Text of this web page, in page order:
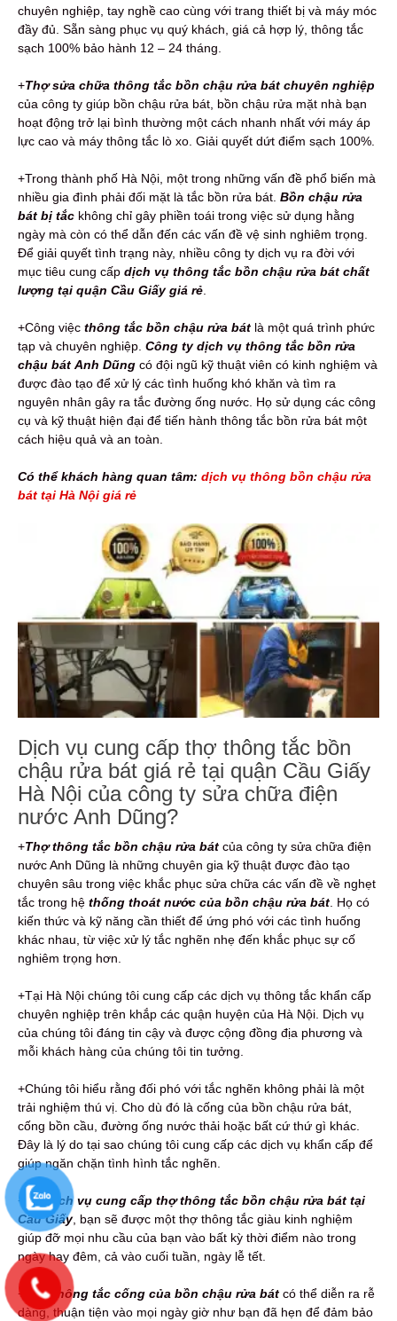
chuyên nghiệp, tay nghề cao cùng với trang thiết bị và máy móc
đầy đủ. Sẵn sàng phục vụ quý khách, giá cả hợp lý, thông tắc
sạch 100% bảo hành 12 – 24 tháng.
+Thợ sửa chữa thông tắc bồn chậu rửa bát chuyên nghiệp
của công ty giúp bồn chậu rửa bát, bồn chậu rửa mặt nhà bạn
hoạt động trở lại bình thường một cách nhanh nhất với máy áp
lực cao và máy thông tắc lò xo. Giải quyết dứt điểm sạch 100%.
+Trong thành phố Hà Nội, một trong những vấn đề phổ biến mà
nhiều gia đình phải đối mặt là tắc bồn rửa bát. Bồn chậu rửa
bát bị tắc không chỉ gây phiền toái trong việc sử dụng hằng
ngày mà còn có thể dẫn đến các vấn đề vệ sinh nghiêm trọng.
Để giải quyết tình trạng này, nhiều công ty dịch vụ ra đời với
mục tiêu cung cấp dịch vụ thông tắc bồn chậu rửa bát chất
lượng tại quận Cầu Giấy giá rẻ
+Công việc thông tắc bồn chậu rửa bát là một quá trình phức
tạp và chuyên nghiệp. Công ty dịch vụ thông tắc bồn rửa
chậu bát Anh Dũng có đội ngũ kỹ thuật viên có kinh nghiệm và
được đào tạo để xử lý các tình huống khó khăn và tìm ra
nguyên nhân gây ra tắc đường ống nước. Họ sử dụng các công
cụ và kỹ thuật hiện đại để tiến hành thông tắc bồn rửa bát một
cách hiệu quả và an toàn.
Có thể khách hàng quan tâm: dịch vụ thông bồn chậu rửa
bát tại Hà Nội giá rẻ
Dịch vụ cung cấp thợ thông tắc bồn
chậu rửa bát giá rẻ tại quận Cầu Giấy
Hà Nội của công ty sửa chữa điện
nước Anh Dũng?
+Thợ thông tắc bồn chậu rửa bát của công ty sửa chữa điện
nước Anh Dũng là những chuyên gia kỹ thuật được đào tạo
chuyên sâu trong việc khắc phục sửa chữa các vấn đề về nghẹt
tắc trong hệ thống thoát nước của bồn chậu rửa bát . Họ có
kiến thức và kỹ năng cần thiết để ứng phó với các tình huống
khác nhau, từ việc xử lý tắc nghẽn nhẹ đến khắc phục sự cố
nghiêm trọng hơn.
+Tại Hà Nội chúng tôi cung cấp các dịch vụ thông tắc khẩn cấp
chuyên nghiệp trên khắp các quận huyện của Hà Nội. Dịch vụ
của chúng tôi đáng tin cậy và được cộng đồng địa phương và
mỗi khách hàng của chúng tôi tin tưởng.
+Chúng tôi hiểu rằng đối phó với tắc nghẽn không phải là một
trải nghiệm thú vị. Cho dù đó là cống của bồn chậu rửa bát,
cống bồn cầu, đường ống nước thải hoặc bất cứ thứ gì khác.
Đây là lý do tại sao chúng tôi cung cấp các dịch vụ khẩn cấp để
giúp ngăn chặn tình hình tắc nghẽn.
+Vớidịch vụ cung cấp thợ thông tắc bồn chậu rửa bát tại
Cầu Giấy, bạn sẽ được một thợ thông tắc giàu kinh nghiệm
giúp đỡ mọi nhu cầu của bạn vào bất kỳ thời điểm nào trong
ngày hay đêm, cả vào cuối tuần, ngày lễ tết.
+Việc thông tắc cống của bồn chậu rửa bát có thể diễn ra rễ
dàng, thuận tiện vào mọi ngày giờ như bạn đã hẹn để đảm bảo